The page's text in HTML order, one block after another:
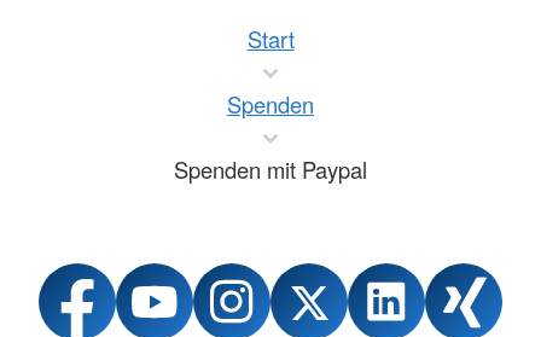
Start
Spenden
Spenden mit Paypal